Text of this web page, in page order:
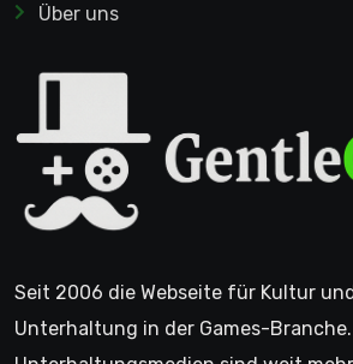
Über uns
Seit 2006 die Webseite für Kultur
Unterhaltung in der Games-Branche.